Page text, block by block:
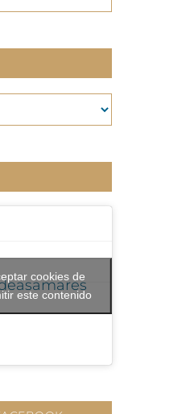
cookies de
este contenido